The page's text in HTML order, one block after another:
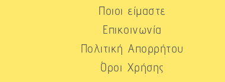
Ποιοι είμαστε
Επικοινωνία
Πολιτική Απορρήτου
Όροι Χρήσης